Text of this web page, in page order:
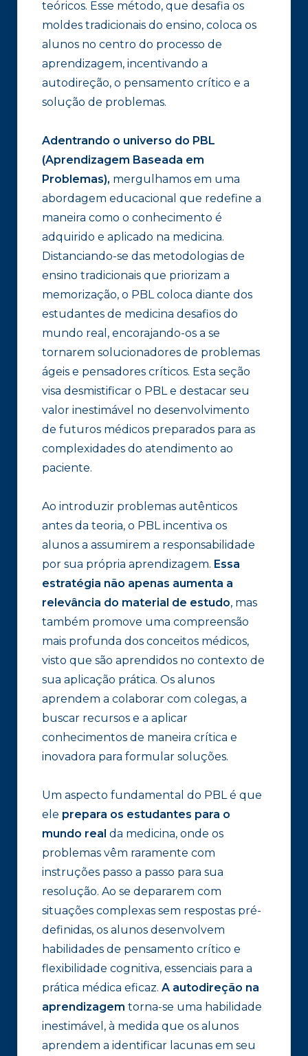
teóricos. Esse método, que desafia os
moldes tradicionais do ensino, coloca os
alunos no centro do processo de
aprendizagem, incentivando a
autodireção, o pensamento crítico e a
solução de problemas.
Adentrando o universo do PBL
(Aprendizagem Baseada em
Problemas), mergulhamos em uma
abordagem educacional que redefine a
maneira como o conhecimento é
adquirido e aplicado na medicina.
Distanciando-se das metodologias de
ensino tradicionais que priorizam a
memorização, o PBL coloca diante dos
estudantes de medicina desafios do
mundo real, encorajando-os a se
tornarem solucionadores de problemas
ágeis e pensadores críticos. Esta seção
visa desmistificar o PBL e destacar seu
valor inestimável no desenvolvimento
de futuros médicos preparados para as
complexidades do atendimento ao
paciente.
Ao introduzir problemas autênticos
antes da teoria, o PBL incentiva os
alunos a assumirem a responsabilidade
por sua própria aprendizagem. Essa
estratégia não apenas aumenta a
relevância do material de estudo, mas
também promove uma compreensão
mais profunda dos conceitos médicos,
visto que são aprendidos no contexto de
sua aplicação prática. Os alunos
aprendem a colaborar com colegas, a
buscar recursos e a aplicar
conhecimentos de maneira crítica e
inovadora para formular soluções.
Um aspecto fundamental do PBL é que
ele prepara os estudantes para o
mundo real da medicina, onde os
problemas vêm raramente com
instruções passo a passo para sua
resolução. Ao se depararem com
situações complexas sem respostas pré-
definidas, os alunos desenvolvem
habilidades de pensamento crítico e
flexibilidade cognitiva, essenciais para a
prática médica eficaz. A autodireção na
aprendizagem torna-se uma habilidade
inestimável, à medida que os alunos
aprendem a identificar lacunas em seu